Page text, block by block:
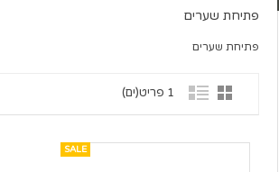
פתיחת שערים
פתיחת שערים
1 פריט(ים)
SALE